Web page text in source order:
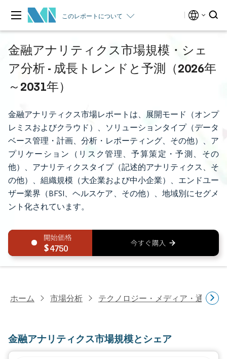
このレポートについて
金融アナリティクス市場規模・シェ
ア分析 - 成長トレンドと予測（2026年
～2031年）
金融アナリティクス市場レポートは、展開モード（オンプ
レミスおよびクラウド）、ソリューションタイプ（データ
ベース管理・計画、分析・レポーティング、その他）、ア
プリケーション（リスク管理、予算策定・予測、その
他）、アナリティクスタイプ（記述的アナリティクス、そ
の他）、組織規模（大企業および中小企業）、エンドユー
ザー業界（BFSI、ヘルスケア、その他）、地域別にセグメ
ント化されています。
4750
ホーム 市場分析 テクノロジー・メディア・通信研
金融アナリティクス市場規模とシェア